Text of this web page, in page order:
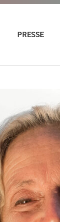
PRESSE